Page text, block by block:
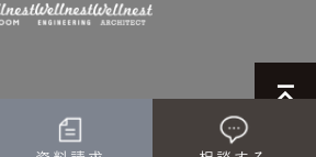
© WELLNEST HOME